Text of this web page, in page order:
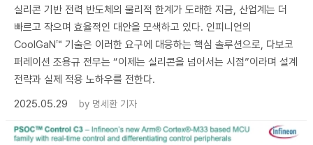
실리콘 기반 전력 반도체의 물리적 한계가 도래한 지금, 산업계는 더
빠르고 작으며 효율적인 대안을 모색하고 있다. 인피니언의
CoolGaN™ 기술은 이러한 요구에 대응하는 핵심 솔루션으로, 다보코
퍼레이션 조용규 전무는 “이제는 실리콘을 넘어서는 시점”이라며 설계
전략과 실제 적용 노하우를 전한다.
2025.05.29
by 명세환 기자